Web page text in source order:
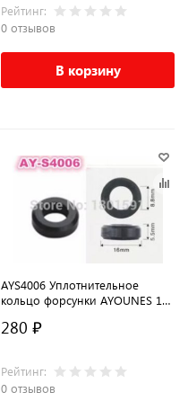
Рейтинг:
0 отзывов
В корзину
AYS4006 Уплотнительное
кольцо форсунки AYOUNES 16
MAZDA, TOYOTA
280 ₽
Рейтинг:
0 отзывов